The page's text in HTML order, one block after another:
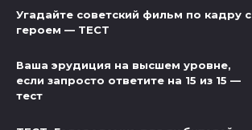
Угадайте советский фильм по кадру с
героем — ТЕСТ
Ваша эрудиция на высшем уровне,
если запросто ответите на 15 из 15 —
тест